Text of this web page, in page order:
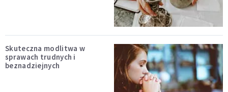
Skuteczna modlitwa w
sprawach trudnych i
beznadziejnych